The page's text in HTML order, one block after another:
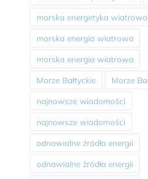
morska energetyka wiatrowa
morska energia wiatrowa
morska energia wiatrowa
Morze Bałtyckie Morze
najnowsze wiadomości
najnowsze wiadomości
odnawialne źródła energii
odnawialne źródła energii